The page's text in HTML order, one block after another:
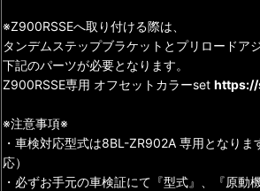
※Z900RSSEへ取り付ける際は、
タンデムステップブラケットとプリロードア
下記のパーツが必要となります。
Z900RSSE専用 オフセットカラーset
※注意事項※
・車検対応型式は8BL-ZR902A 専用となり
応）
・必ずお手元の車検証にて『型式』、『原動